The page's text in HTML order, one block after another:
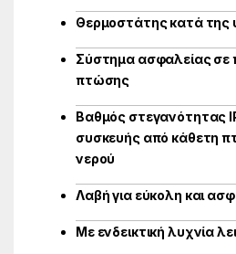
Θερμοστάτης κατά της
Σύστημα ασφαλείας σε
πτώσης
Βαθμός στεγανότητας
συσκευής από κάθετη
νερού
Λαβή για εύκολη και
Με ενδεικτική λυχνία